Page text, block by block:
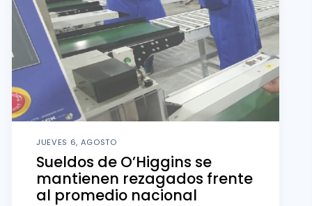
JUEVES 6, AGOSTO
Sueldos de O’Higgins se
mantienen rezagados frente
al promedio nacional